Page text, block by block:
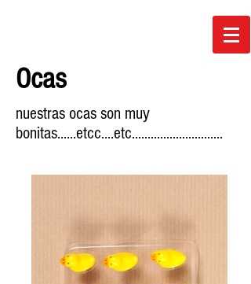
Ocas
nuestras ocas son muy
bonitas......etcc....etc.............................